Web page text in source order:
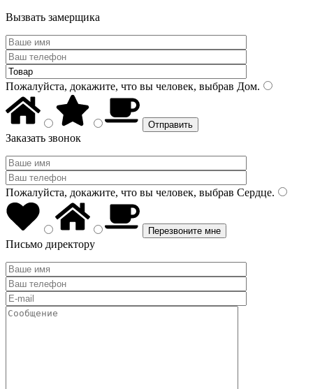
Вызвать замерщика
Пожалуйста, докажите, что вы человек, выбрав Дом.
Заказать звонок
Пожалуйста, докажите, что вы человек, выбрав Сердце.
Письмо директору